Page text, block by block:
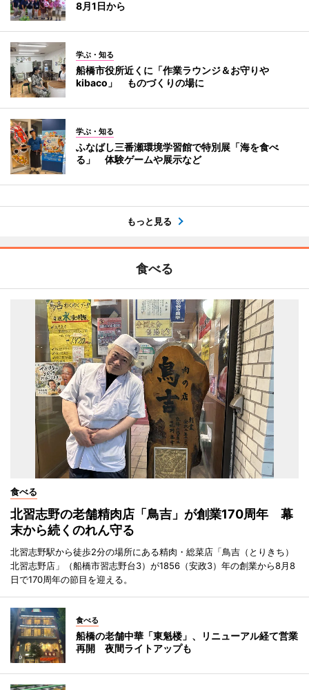
8月1日から
学ぶ・知る
船橋市役所近くに「作業ラウンジ＆お守りや
kibaco」 ものづくりの場に
学ぶ・知る
ふなばし三番瀬環境学習館で特別展「海を食べ
る」 体験ゲームや展示など
もっと見る
食べる
食べる
北習志野の老舗精肉店「鳥吉」が創業170周年 幕
末から続くのれん守る
北習志野駅から徒歩2分の場所にある精肉・総菜店「鳥吉（とりきち）
北習志野店」（船橋市習志野台3）が1856（安政3）年の創業から8月8
日で170周年の節目を迎える。
食べる
船橋の老舗中華「東魁楼」、リニューアル経て営業
再開 夜間ライトアップも